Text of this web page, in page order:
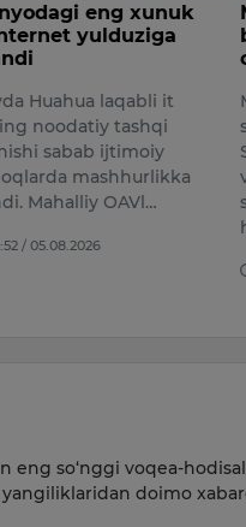
eng xunuk
yulduziga
Huahua laqabli it
noodatiy tashqi
sabab ijtimoiy
mashhurlikka
Mahalliy OAVl…
/ 05.08.2026
eng so‘nggi voqea-
doimo